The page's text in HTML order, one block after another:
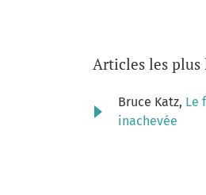
Articles les plus
Bruce Katz, Le
inachevée